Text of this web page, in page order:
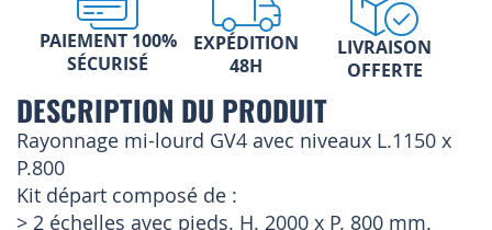
PAIEMENT 100%
SÉCURISÉ
EXPÉDITION
48H
LIVRAISON
OFFERTE
DESCRIPTION DU PRODUIT
Rayonnage mi-lourd GV4 avec niveaux L.1150 x
P.800
Kit départ composé de :
> 2 échelles avec pieds. H. 2000 x P. 800 mm.